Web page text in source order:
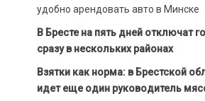
удобно арендовать авто в Минске
В Бресте на пять дней отключат
сразу в нескольких районах
Взятки как норма: в Брестской
идет еще один руководитель